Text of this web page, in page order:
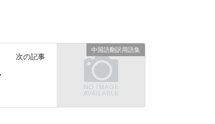
中国語翻訳用語集
次の記事